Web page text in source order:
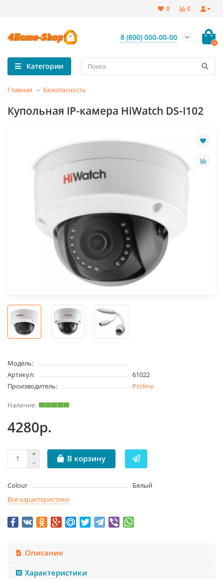
0
0
8 (800) 000-00-00
0
Категории
Главная Безопасность
Купольная IP-камера HiWatch DS-I102
Модель:
Артикул:
61022
Производитель:
Proline
4280р.
В корзину
Colour
Белый
Все характеристики
Описание
Характеристики